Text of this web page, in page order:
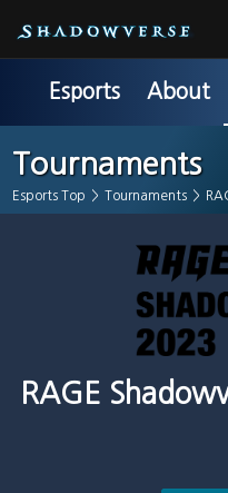
Esports About
Tournaments
Esports Top > Tournaments >
RAGE